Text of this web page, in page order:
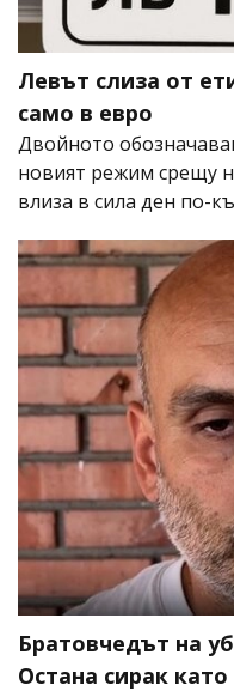
Левът слиза от
само в евро
Двойното
новият режим срещу
влиза в сила ден по-
Братовчедът на
Остана сирак